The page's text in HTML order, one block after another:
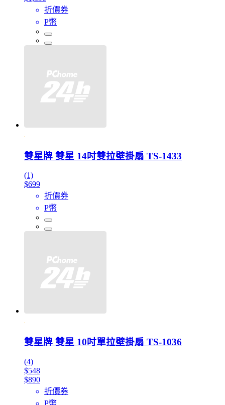
折價券
P幣
雙星牌 雙星 14吋雙拉壁掛扇 TS-1433
(1)
$699
折價券
P幣
雙星牌 雙星 10吋單拉壁掛扇 TS-1036
(4)
$548
$890
折價券
P幣